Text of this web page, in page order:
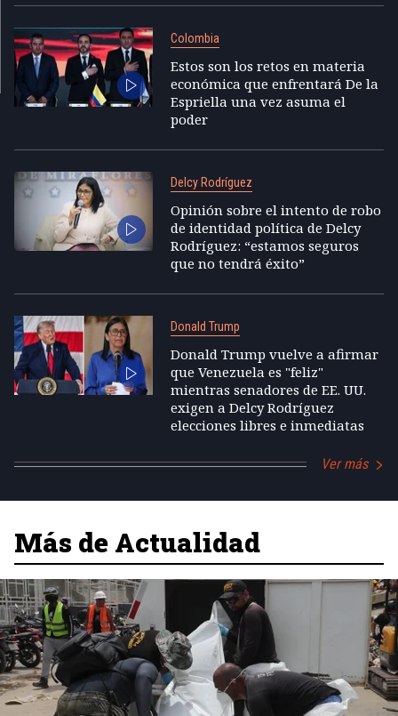
Colombia
Estos son los retos en materia
económica que enfrentará De la
Espriella una vez asuma el
poder
Delcy Rodríguez
Opinión sobre el intento de robo
de identidad política de Delcy
Rodríguez: “estamos seguros
que no tendrá éxito”
Donald Trump
Donald Trump vuelve a afirmar
que Venezuela es "feliz"
mientras senadores de EE. UU.
exigen a Delcy Rodríguez
elecciones libres e inmediatas
Ver más
Más de Actualidad